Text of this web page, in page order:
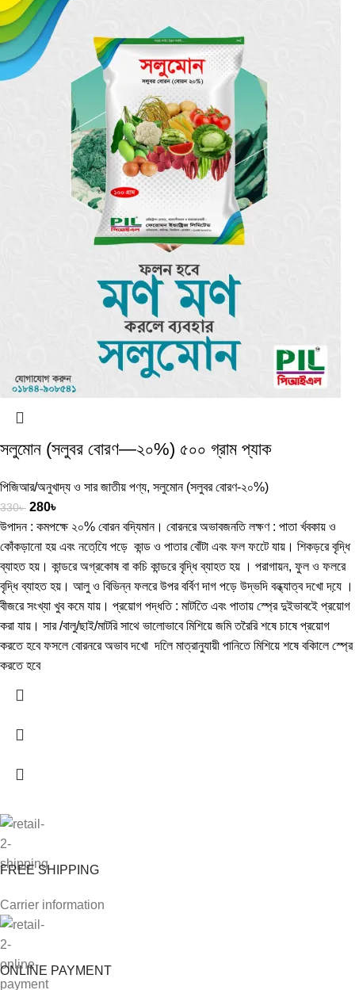
সলুমোন (সলুবর বোরণ—২০%) ৫০০ গ্রাম প্যাক
পিজিআর/অনুখাদ্য ও সার জাতীয় পণ্য, সলুমোন (সলুবর বোরণ-২০%)
330৳ 280৳
উপাদন : কমপক্ষে ২০% বোরন বদ্যিমান। বোরনরে অভাবজনতি লক্ষণ : পাতা র্খবকায় ও
কোঁকড়ানো হয় এবং নতেযি়ে পড়ে কান্ড ও পাতার বোঁটা এবং ফল ফটেে যায়। শিকড়রে বৃদ্ধি
ব্যাহত হয়। কান্ডরে অগ্রকোষ বা কচি কান্ডরে বৃদ্ধি ব্যাহত হয় । পরাগায়ন, ফুল ও ফলরে
বৃদ্ধি ব্যাহত হয়। আলু ও বিভিন্ন ফলরে উপর বর্বিণ দাগ পড়ে উদ্ভদি বন্ধ্যাত্ব দখো দযে় ।
বীজরে সংখ্যা খুব কমে যায়। প্রয়োগ পদ্ধতি : মাটতিে এবং পাতায় স্প্রে দুইভাবইে প্রয়োগ
করা যায়। সার /বালু/ছাই/মাটরি সাথে ভালোভাবে মিশিয়ে জমি তরৈরি শষে চাষে প্রয়োগ
করতে হবে ফসলে বোরনরে অভাব দখো দলিে মাত্রানুযায়ী পানিতে মিশিয়ে শষে বকিালে স্প্রে
করতে হবে
FREE SHIPPING
Carrier information
ONLINE PAYMENT